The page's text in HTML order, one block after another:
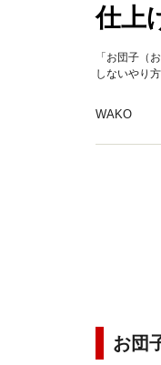
仕上
「お団子（
しないやり
WAKO
お団